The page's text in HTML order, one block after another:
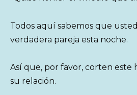
Todos aquí sabemos que
verdadera pareja esta noche.
Así que, por favor, corten este
su relación.